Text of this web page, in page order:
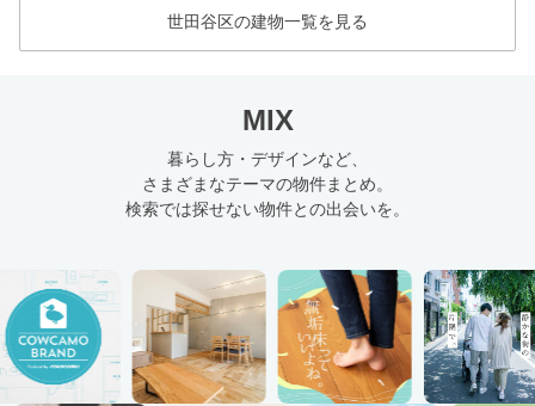
世田谷区の建物一覧を見る
MIX
暮らし方・デザインなど、
さまざまなテーマの物件まとめ。
検索では探せない物件との出会いを。